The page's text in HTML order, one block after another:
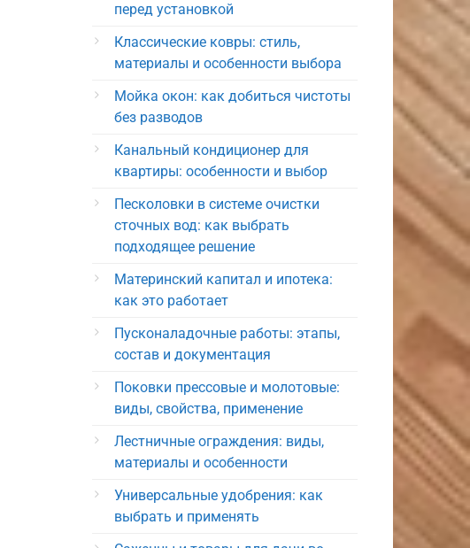
перед установкой
Классические ковры: стиль,
материалы и особенности выбора
Мойка окон: как добиться чистоты
без разводов
Канальный кондиционер для
квартиры: особенности и выбор
Песколовки в системе очистки
сточных вод: как выбрать
подходящее решение
Материнский капитал и ипотека:
как это работает
Пусконаладочные работы: этапы,
состав и документация
Поковки прессовые и молотовые:
виды, свойства, применение
Лестничные ограждения: виды,
материалы и особенности
Универсальные удобрения: как
выбрать и применять